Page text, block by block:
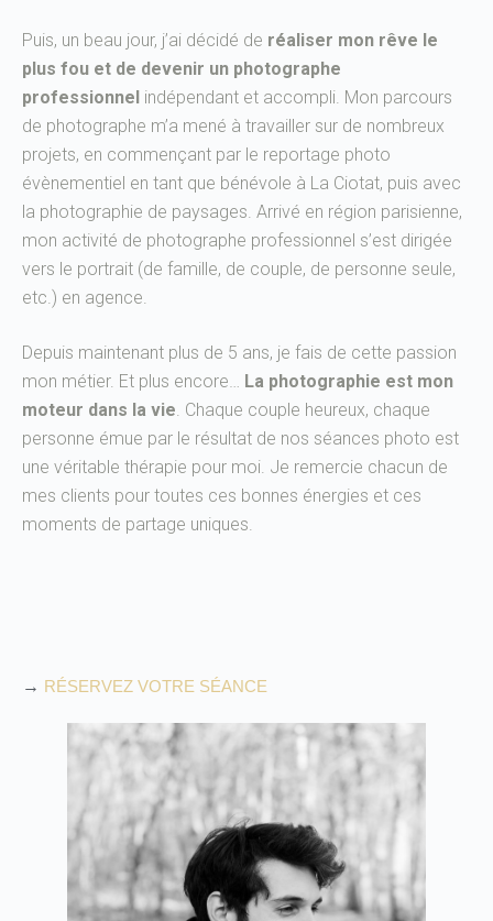
Puis, un beau jour, j’ai décidé de réaliser mon rêve le
plus fou et de devenir un photographe
professionnel indépendant et accompli. Mon parcours
de photographe m’a mené à travailler sur de nombreux
projets, en commençant par le reportage photo
évènementiel en tant que bénévole à La Ciotat, puis avec
la photographie de paysages. Arrivé en région parisienne,
mon activité de photographe professionnel s’est dirigée
vers le portrait (de famille, de couple, de personne seule,
etc.) en agence.
Depuis maintenant plus de 5 ans, je fais de cette passion
mon métier. Et plus encore… La photographie est mon
moteur dans la vie. Chaque couple heureux, chaque
personne émue par le résultat de nos séances photo est
une véritable thérapie pour moi. Je remercie chacun de
mes clients pour toutes ces bonnes énergies et ces
moments de partage uniques.
→ RÉSERVEZ VOTRE SÉANCE